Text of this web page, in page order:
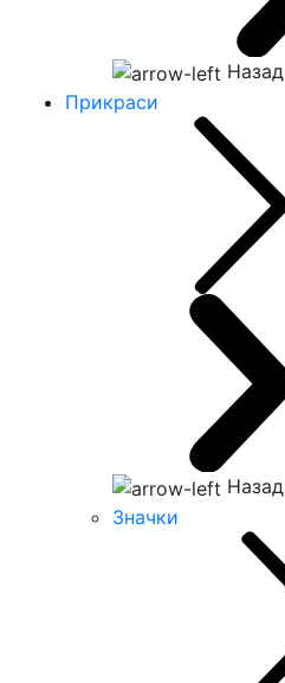
Назад
Прикраси
Назад
Значки